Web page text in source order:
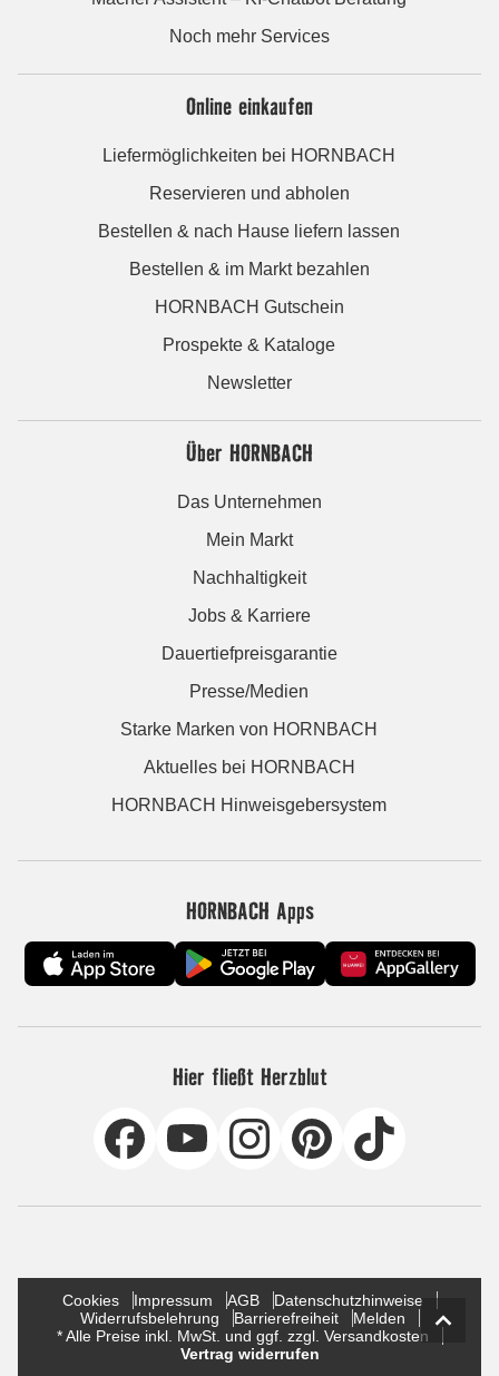
Noch mehr Services
Online einkaufen
Liefermöglichkeiten bei HORNBACH
Reservieren und abholen
Bestellen & nach Hause liefern lassen
Bestellen & im Markt bezahlen
HORNBACH Gutschein
Prospekte & Kataloge
Newsletter
Über HORNBACH
Das Unternehmen
Mein Markt
Nachhaltigkeit
Jobs & Karriere
Dauertiefpreisgarantie
Presse/Medien
Starke Marken von HORNBACH
Aktuelles bei HORNBACH
HORNBACH Hinweisgebersystem
HORNBACH Apps
Hier fließt Herzblut
Cookies Impressum AGB
Datenschutzhinweise
Widerrufsbelehrung
Barrierefreiheit
Melden
* Alle Preise inkl. MwSt. und ggf. zzgl. Versandkosten
Vertrag widerrufen